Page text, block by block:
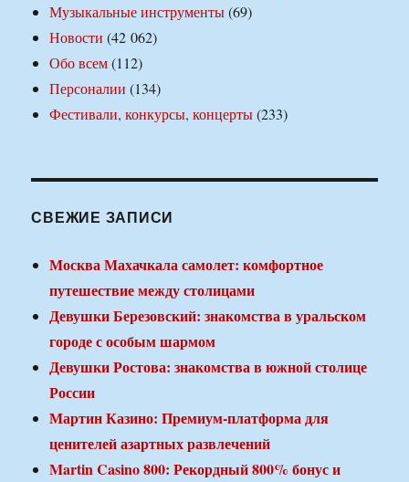
Музыкальные инструменты(69)
Новости (42 062)
Обо всем(112)
Персоналии (134)
Фестивали, конкурсы, концерты(233)
СВЕЖИЕ ЗАПИСИ
Москва Махачкала самолет: комфортное
путешествие между столицами
Девушки Березовский: знакомства в уральском
городе с особым шармом
Девушки Ростова: знакомства в южной столице
России
Мартин Казино: Премиум-платформа для
ценителей азартных развлечений
Martin Casino 800: Рекордный 800% бонус и